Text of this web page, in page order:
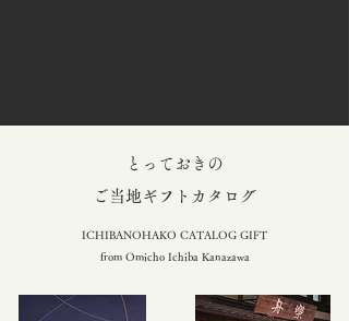
とっておきの
​ご当地ギフトカタログ
ICHIBANOHAKO CATALOG GIFT
from Omicho Ichiba Kanazawa